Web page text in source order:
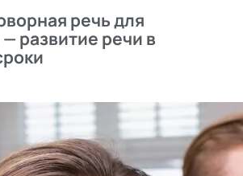
речь для
развитие речи в